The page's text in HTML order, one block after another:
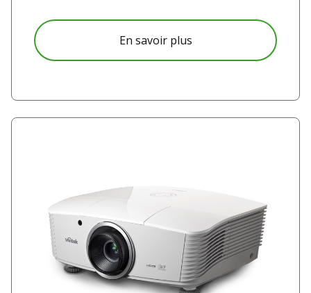
En savoir plusà propos D5010 – UDV